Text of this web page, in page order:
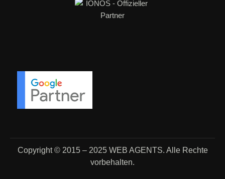
Copyright © 2015 – 2025 WEB AGENTS. Alle Rechte
vorbehalten.